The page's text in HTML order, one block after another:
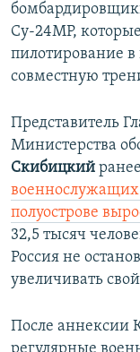
Су-24МР,
пилотирование в
совместную
Представитель
Министерства
Скибицкий
военнослужащих
полуострове
32,5 тысяч
Россия не
увеличивать
После аннексии